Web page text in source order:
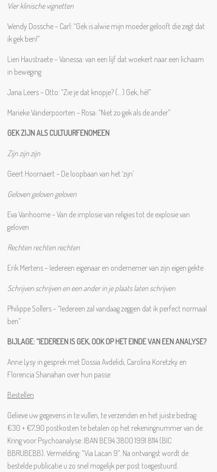
Vier klinische vignetten
Wendy Dossche – Carl: “Gek is alwie mijn moeder gelooft die zegt dat
ik gek ben!”
Lien Haustraete – Vanessa: van een lijf dat woekert naar een lichaam
in beweging
Jana Leers – Otto: “Zie je dat knopje? (...) Gek, hé!”
Marieke Vanderpoorten – Rosa: “Niet zo gek als de ander”
GEK ZIJN ALS CULTUURFENOMEEN
Zijn zijn zijn
Geert Hoornaert – De loopbaan van het ‘zijn’
Geloven geloven geloven
Eva Vanhoorne – Van de implosie van religies tot de explosie van
geloven
Rechten rechten rechten
Erik Mertens – Iedereen eigenaar en ondernemer van zijn eigen gekte
Schrijven schrijven en een ander in je plaats laten schrijven
Philippe Sollers – “Iedereen zal vandaag zeggen dat ik perfect normaal
ben”
BIJLAGE: “IEDEREEN IS GEK, OOK OP HET EINDE VAN EEN ANALYSE?
Anne Lysy in gesprek met Dossia Avdelidi, Carolina Koretzky en
Florencia Shanahan over hun passe
Bestellen
Gelieve uw gegevens in te vullen, te verzenden en het juiste bedrag
€30 + €7,90 postkosten te betalen op het rekeningnummer van de
Kring voor Psychoanalyse: IBAN BE94 3800 1991 8114 (BIC
BBRUBEBB). Vermelding: “Via Lacan 9”. Na ontvangst wordt de
bestelde publicatie u zo snel mogelijk per post toegestuurd.